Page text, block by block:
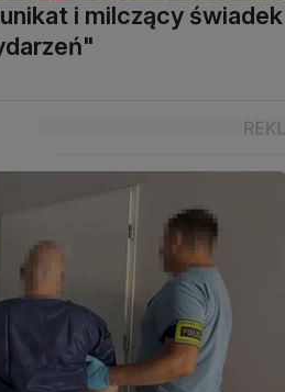
i milczący świadek